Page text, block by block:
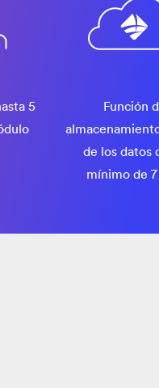
5
Función
de los datos
mínimo de